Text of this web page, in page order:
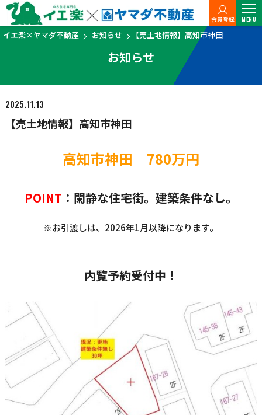
会員登録 MENU
イエ楽×ヤマダ不動産 お知らせ 【売土地情報】高知市神田
お知らせ
2025.11.13
【売土地情報】高知市神田
高知市神田 780万円
POINT ：閑静な住宅街。建築条件なし。
※お引渡しは、2026年1月以降になります。
内覧予約受付中！